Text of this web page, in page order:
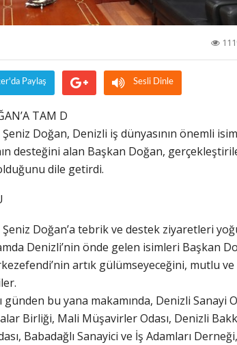
Paylaş Sesli Dinle
TAM D
Doğan, Denizli iş dünyasının önemli
desteğini alan Başkan Doğan,
dile getirdi.
Doğan’a tebrik ve destek ziyaretleri
Denizli’nin önde gelen isimleri Başkan
artık gülümseyeceğini, mutlu ve
günden bu yana makamında, Denizli Sanayi
Birliği, Mali Müşavirler Odası, Denizli
Babadağlı Sanayici ve İş Adamları